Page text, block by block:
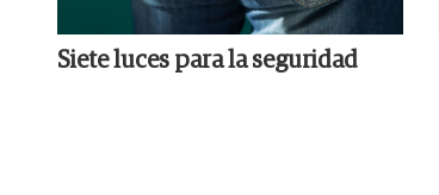
Siete luces para la seguridad